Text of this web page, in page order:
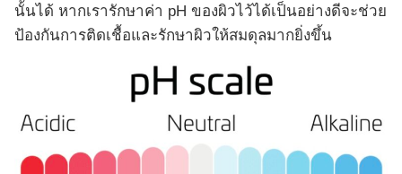
นั้นได้ หากเรารักษาค่า pH ของผิวไว้ได้เป็นอย่างดีจะช่วย
ป้องกันการติดเชื้อและรักษาผิวให้สมดุลมากยิ่งขึ้น